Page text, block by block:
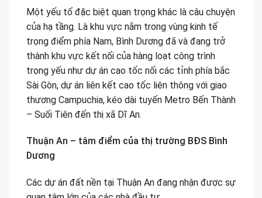
Một yếu tố đặc biệt quan trọng khác là câu chuyện
của hạ tầng. Là khu vực nằm trong vùng kinh tế
trọng điểm phía Nam, Bình Dương đã và đang trở
thành khu vực kết nối của hàng loạt công trình
trọng yếu như dự án cao tốc nối các tỉnh phía bắc
Sài Gòn, dự án liên kết cao tốc liên thông với giao
thương Campuchia, kéo dài tuyến Metro Bến Thành
– Suối Tiên đến thị xã Dĩ An.
Thuận An – tâm điểm của thị trường BĐS Bình
Dương
Các dự án đất nền tại Thuận An đang nhận được sự